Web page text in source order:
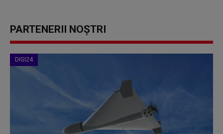
PARTENERII NOȘTRI
DIGI24